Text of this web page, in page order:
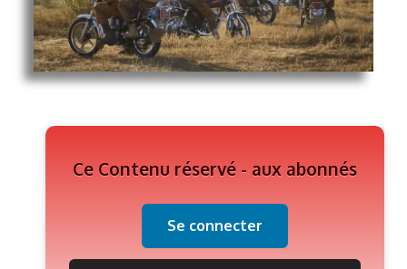
Ce Contenu réservé - aux abonnés
Se connecter